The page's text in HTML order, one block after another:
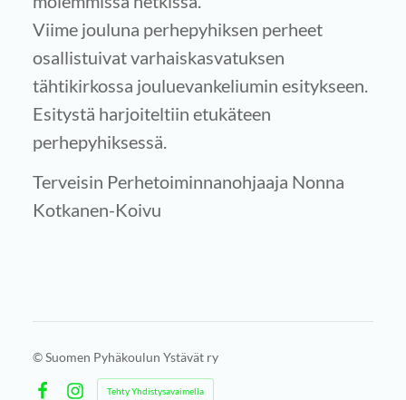
Viime jouluna perhepyhiksen perheet
osallistuivat varhaiskasvatuksen
tähtikirkossa jouluevankeliumin esitykseen.
Esitystä harjoiteltiin etukäteen
perhepyhiksessä.
Terveisin Perhetoiminnanohjaaja Nonna
Kotkanen-Koivu
©Suomen Pyhäkoulun Ystävät ry
Tehty Yhdistysavaimella